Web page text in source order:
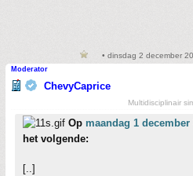
• dinsdag 2 december
Moderator
ChevyCaprice
Multidisciplinair
Op maandag 1 december
het volgende:
[..]